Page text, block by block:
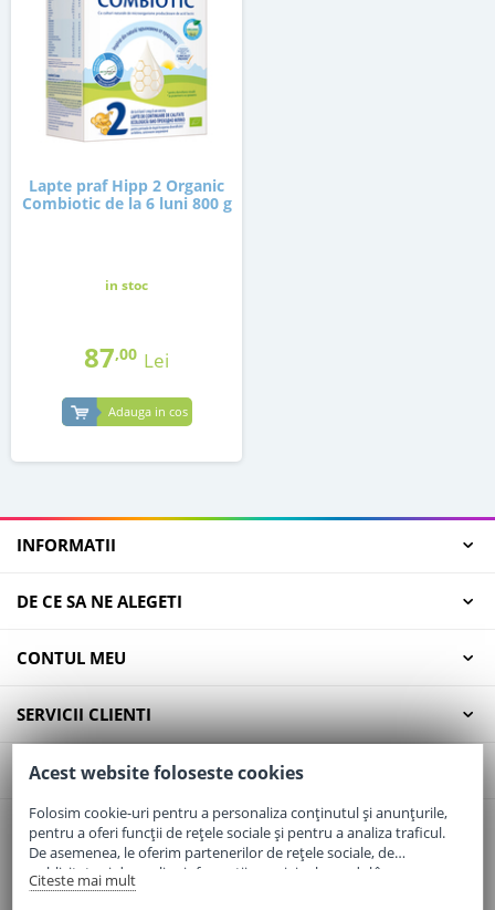
Lapte praf Hipp 2 Organic
Combiotic de la 6 luni 800 g
in stoc
87,00 Lei
Adauga in cos
INFORMATII
DE CE SA NE ALEGETI
CONTUL MEU
SERVICII CLIENTI
CONTACT
Email:office@elaptepraf.ro
Telefon:0745-964-449
Adresa:Sos. Borsului, Nr. 20, Oradea, Jud. Bihor
Acest website foloseste cookies
Folosim cookie-uri pentru a personaliza conținutul și anunțurile,
pentru a oferi funcții de rețele sociale și pentru a analiza traficul.
De asemenea, le oferim partenerilor de rețele sociale, de
publicitate și de analize informații cu privire la modul în care
folosiți site-ul nostru. Aceștia le pot combina cu alte informații
Citeste mai mult